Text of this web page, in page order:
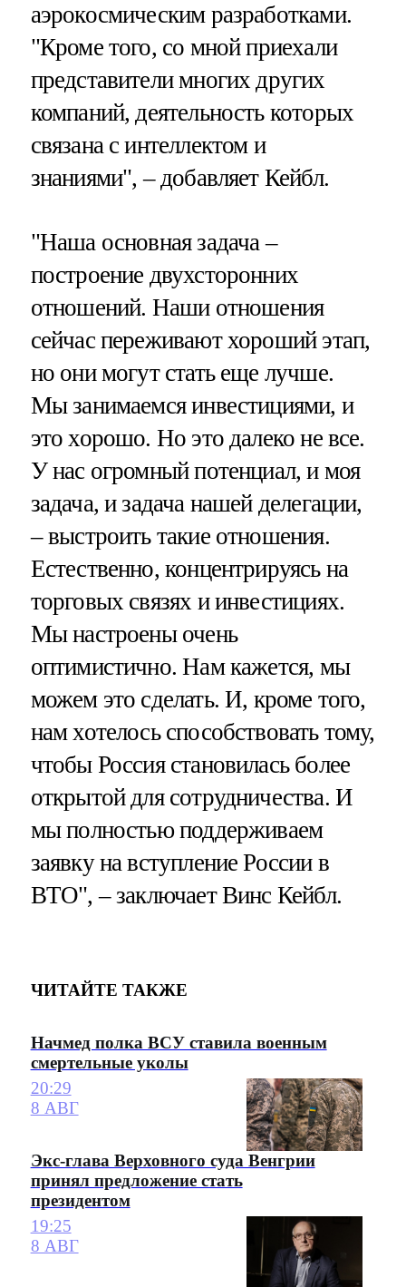
аэрокосмическим разработками.
"Кроме того, со мной приехали
представители многих других
компаний, деятельность которых
связана с интеллектом и
знаниями", – добавляет Кейбл.
"Наша основная задача –
построение двухсторонних
отношений. Наши отношения
сейчас переживают хороший этап,
но они могут стать еще лучше.
Мы занимаемся инвестициями, и
это хорошо. Но это далеко не все.
У нас огромный потенциал, и моя
задача, и задача нашей делегации,
– выстроить такие отношения.
Естественно, концентрируясь на
торговых связях и инвестициях.
Мы настроены очень
оптимистично. Нам кажется, мы
можем это сделать. И, кроме того,
нам хотелось способствовать тому,
чтобы Россия становилась более
открытой для сотрудничества. И
мы полностью поддерживаем
заявку на вступление России в
ВТО", – заключает Винс Кейбл.
ЧИТАЙТЕ ТАКЖЕ
Начмед полка ВСУ ставила военным
смертельные уколы
20:29
8 АВГ
Экс-глава Верховного суда Венгрии
принял предложение стать
президентом
19:25
8 АВГ